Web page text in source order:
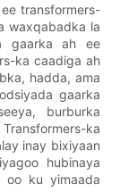
transformers-
waxqabadka la
gaarka ah ee
ka caadiga ah
hadda, ama
gaarka
burburka
ka
inay bixiyaan
hubinaya
oo ku yimaada